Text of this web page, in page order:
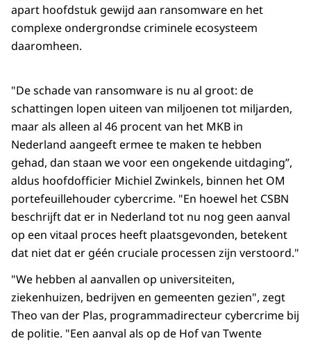
apart hoofdstuk gewijd aan ransomware en het
complexe ondergrondse criminele ecosysteem
daaromheen.
"De schade van ransomware is nu al groot: de
schattingen lopen uiteen van miljoenen tot miljarden,
maar als alleen al 46 procent van het MKB in
Nederland aangeeft ermee te maken te hebben
gehad, dan staan we voor een ongekende uitdaging”,
aldus hoofdofficier Michiel Zwinkels, binnen het OM
portefeuillehouder cybercrime. "En hoewel het CSBN
beschrijft dat er in Nederland tot nu nog geen aanval
op een vitaal proces heeft plaatsgevonden, betekent
dat niet dat er géén cruciale processen zijn verstoord."
"We hebben al aanvallen op universiteiten,
ziekenhuizen, bedrijven en gemeenten gezien", zegt
Theo van der Plas, programmadirecteur cybercrime bij
de politie. "Een aanval als op de Hof van Twente